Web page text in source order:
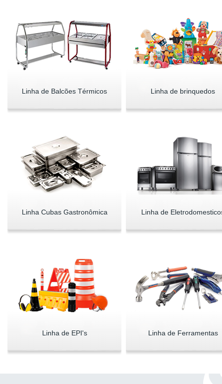
Linha de Balcões Térmicos Linha de brinquedos
Linha Cubas Gastronômica Linha de
Linha de EPI's Linha de Ferramentas